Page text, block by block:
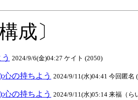
成〕
2024/9/6(金)04:27 ケイト (2050)
心の持ちよう 2024/9/11(水)04:41 今回匿名
心の持ちよう 2024/9/11(水)05:14 来福（ら